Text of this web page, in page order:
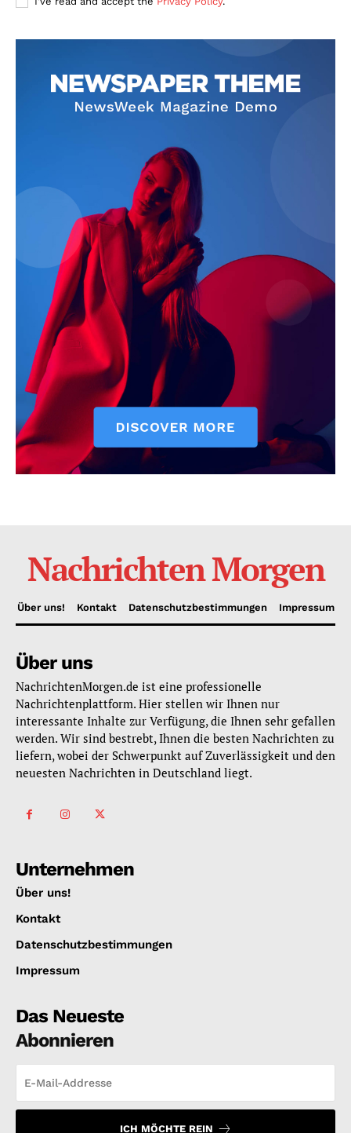
Nachrichten Morgen
Über uns! Kontakt Datenschutzbestimmungen Impressum
Über uns
NachrichtenMorgen.de ist eine professionelle
Nachrichtenplattform. Hier stellen wir Ihnen nur
interessante Inhalte zur Verfügung, die Ihnen sehr gefallen
werden. Wir sind bestrebt, Ihnen die besten Nachrichten zu
liefern, wobei der Schwerpunkt auf Zuverlässigkeit und den
neuesten Nachrichten in Deutschland liegt.
Unternehmen
Über uns!
Kontakt
Datenschutzbestimmungen
Impressum
Das Neueste
Abonnieren
ICH MÖCHTE REIN